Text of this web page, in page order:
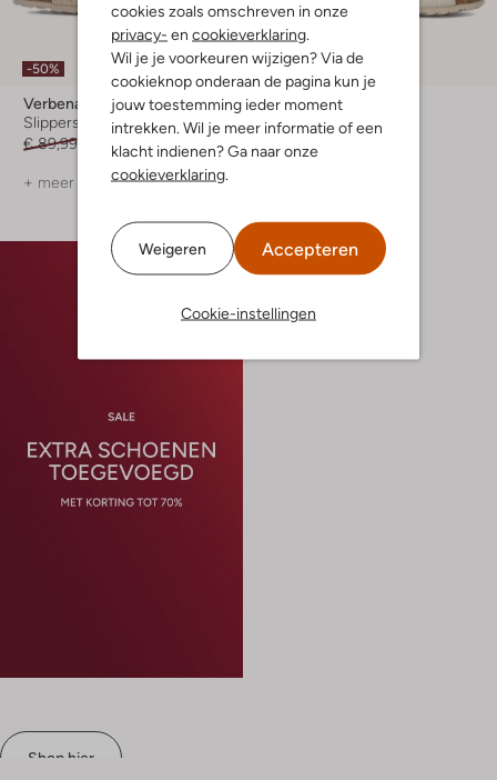
cookies zoals omschreven in onze
privacy- en cookieverklaring.
Wil je je voorkeuren wijzigen? Via de
cookieknop onderaan de pagina kun je
jouw toestemming ieder moment
intrekken. Wil je meer informatie of een
klacht indienen? Ga naar onze
cookieverklaring.
Weigeren Accepteren
Cookie-instellingen
-50%
Verbenas
Slippers
€ 89,99
€ 44,99
+ meer kleuren
-40%
Verbenas
Slippers
€ 69,95
Shop hier